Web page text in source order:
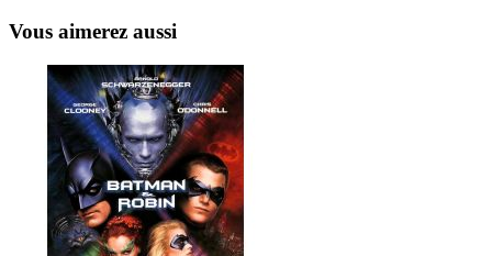
Vous aimerez aussi